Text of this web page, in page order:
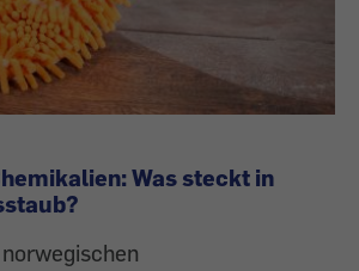
Was steckt in